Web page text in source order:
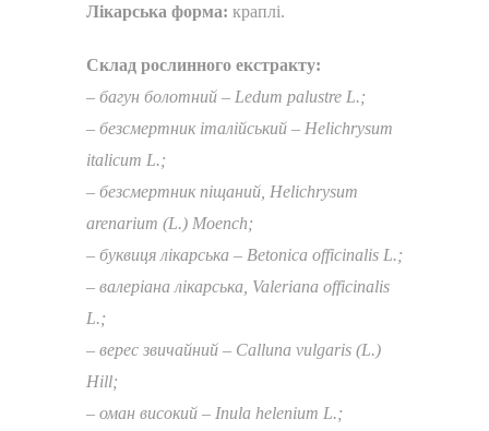
Лікарська форма: краплі.
Склад рослинного екстракту:
– багун болотний – Ledum palustre L.;
– безсмертник італійський – Helichrysum
italicum L.;
– безсмертник піщаний, Helichrysum
arenarium (L.) Moench;
– буквиця лікарська – Betonica officinalis L.;
– валеріана лікарська, Valeriana officinalis
L.;
– верес звичайний – Calluna vulgaris (L.)
Hill;
– оман високий – Inula helenium L.;